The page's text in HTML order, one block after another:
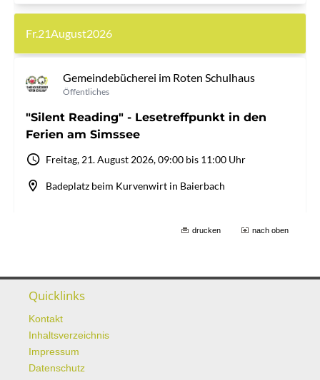
drucken nach oben
Quicklinks
Kontakt
Inhaltsverzeichnis
Impressum
Datenschutz